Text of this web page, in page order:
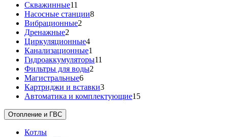
Скважинные11
Насосные станции8
Вибрационные2
Дренажные2
Циркуляционные4
Канализационные1
Гидроаккумуляторы11
Фильтры для воды2
Магистральные6
Картриджи и вставки3
Автоматика и комплектующие15
Отопление и ГВС
Котлы